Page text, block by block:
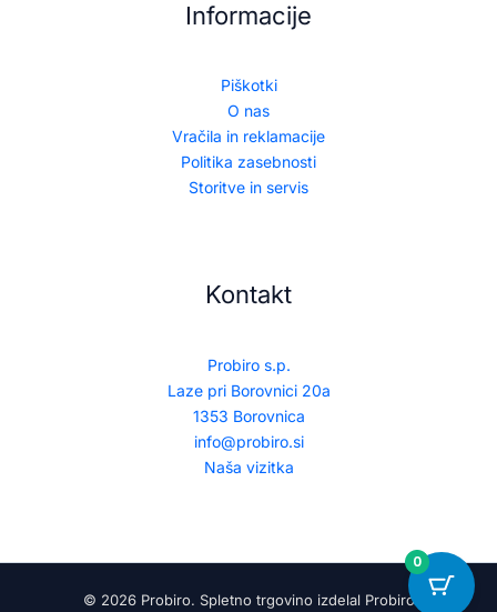
Informacije
Piškotki
O nas
Vračila in reklamacije
Politika zasebnosti
Storitve in servis
Kontakt
Probiro s.p.
Laze pri Borovnici 20a
1353 Borovnica
info@probiro.si
Naša vizitka
© 2026 Probiro. Spletno trgovino izdelal Probiro
0